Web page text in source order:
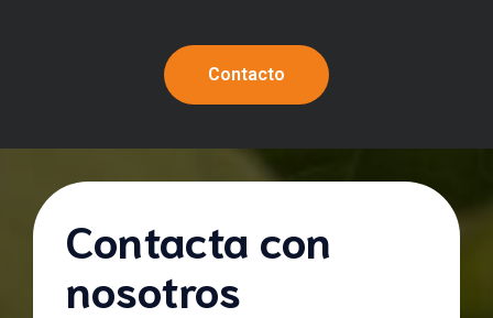
Contacto
Contacta con
nosotros